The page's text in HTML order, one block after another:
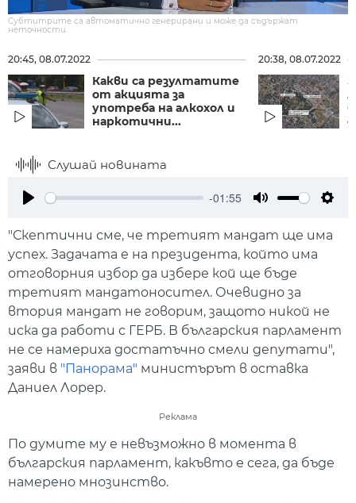
Субтитрите са автоматично генерирани и може да съдържат
неточности.
20:45, 08.07.2022
Какви са резултатите
от акцията за
употреба на алкохол и
наркотични...
20:38, 08.07.2022
Слушай новината
-01:55
"Скептични сме, че третият мандат ще има
успех. Задачата е на президента, който има
отговорния избор да избере кой ще бъде
третият мандатоносител. Очевидно за
втория мандат не говорим, защото никой не
иска да работи с ГЕРБ. В българския парламент
не се намериха достатъчно смели депутати",
заяви в "Панорама" министърът в оставка
Даниел Лорер.
Реклама
По думите му е невъзможно в момента в
българския парламент, какъвто е сега, да бъде
намерено мнозинство.